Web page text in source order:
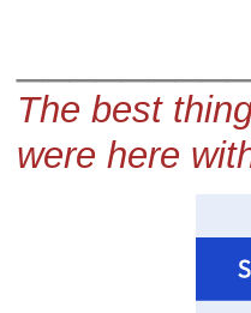
The best
were here